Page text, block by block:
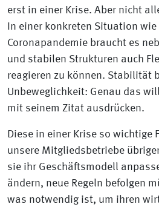
erst in einer Krise. Aber nicht
In einer konkreten Situation
Coronapandemie braucht es
und stabilen Strukturen auch
reagieren zu können. Stabilität
Unbeweglichkeit: Genau das
mit seinem Zitat ausdrücken.
Diese in einer Krise so wichtige
unsere Mitgliedsbetriebe
sie ihr Geschäftsmodell
ändern, neue Regeln befolgen
was notwendig ist, um ihren